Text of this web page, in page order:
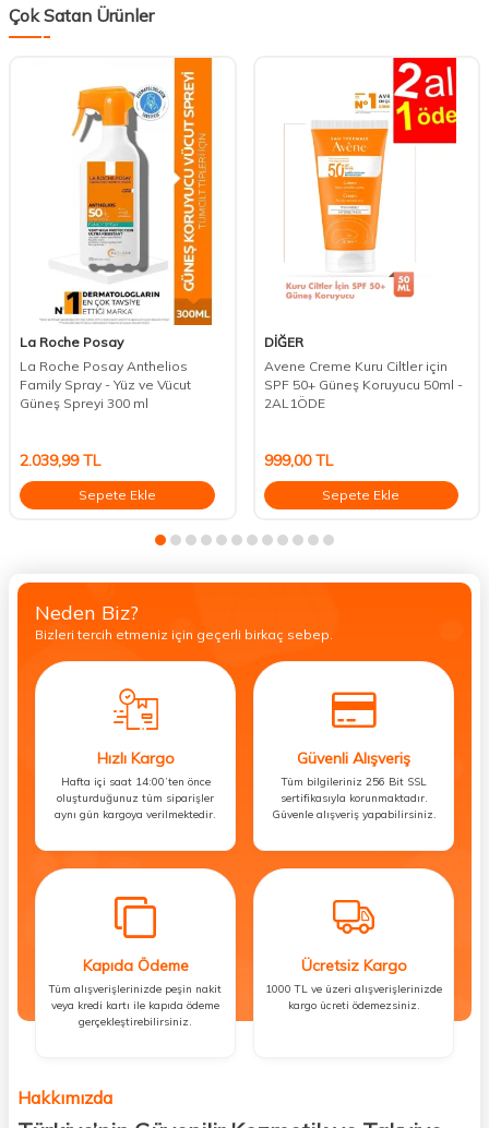
Çok Satan Ürünler
La Roche Posay
La Roche Posay Anthelios
Family Spray - Yüz ve Vücut
Güneş Spreyi 300 ml
2.039,99TL
Sepete Ekle
DİĞER
Avene Creme Kuru Ciltler için
SPF 50+ Güneş Koruyucu 50ml -
2AL1ÖDE
999,00TL
Sepete Ekle
Neden Biz?
Bizleri tercih etmeniz için geçerli birkaç sebep.
Hızlı Kargo
Hafta içi saat 14:00’ten önce
oluşturduğunuz tüm siparişler
aynı gün kargoya verilmektedir.
Güvenli Alışveriş
Tüm bilgileriniz 256 Bit SSL
sertifikasıyla korunmaktadır.
Güvenle alışveriş yapabilirsiniz.
Kapıda Ödeme
Tüm alışverişlerinizde peşin nakit
veya kredi kartı ile kapıda ödeme
gerçekleştirebilirsiniz.
Ücretsiz Kargo
1000 TL ve üzeri alışverişlerinizde
kargo ücreti ödemezsiniz.
Hakkımızda